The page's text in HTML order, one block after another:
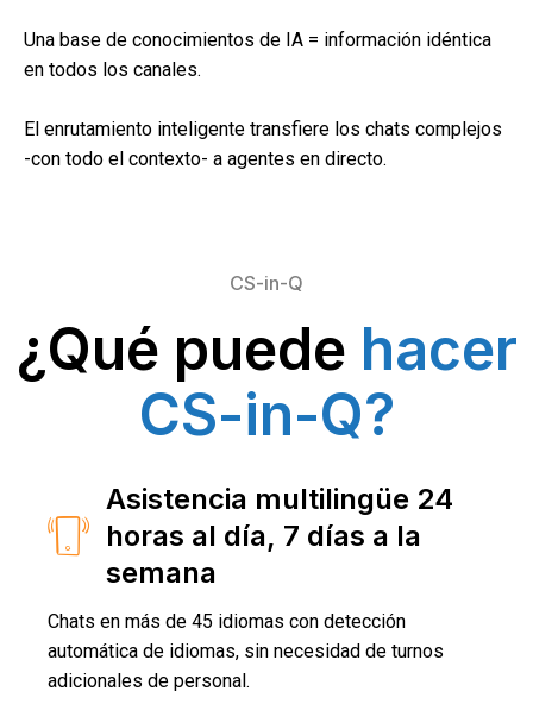
Una base de conocimientos de IA = información idéntica
en todos los canales.
El enrutamiento inteligente transfiere los chats complejos
-con todo el contexto- a agentes en directo.
CS-in-Q
¿Qué puede hacer
CS-in-Q?
Asistencia multilingüe 24
horas al día, 7 días a la
semana
Chats en más de 45 idiomas con detección
automática de idiomas, sin necesidad de turnos
adicionales de personal.